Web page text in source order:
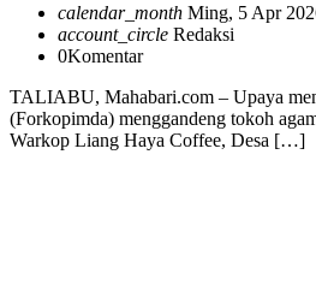
calendar_month Ming, 5 Apr
account_circle Redaksi
0Komentar
TALIABU, Mahabari.com – Upaya
(Forkopimda) menggandeng tokoh
Warkop Liang Haya Coffee, Desa […]